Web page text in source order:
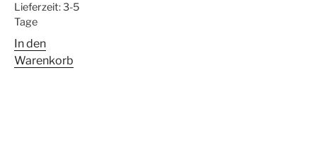
Lieferzeit:3-5
Tage
In den
Warenkorb